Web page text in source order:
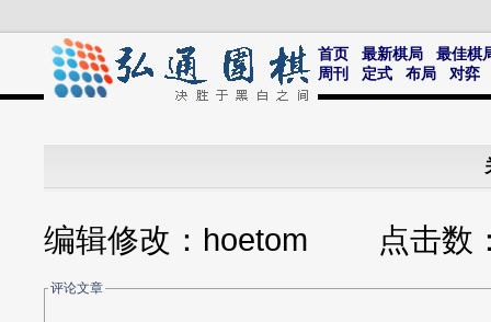
首页 最新棋局
最佳棋
周刊
定式 布局 对弈
编辑修改：hoetom 点击
评论文章